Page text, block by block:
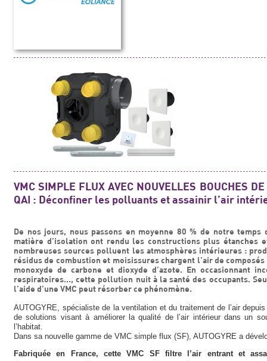
VMC SIMPLE FLUX AVEC NOUVELLES BOUCHES
QAI : Déconfiner les polluants et assainir l’air
De nos jours, nous passons en moyenne 80 % de notre
matière d’isolation ont rendu les constructions plus étanches
nombreuses sources polluent les atmosphères intérieures :
résidus de combustion et moisissures chargent l’air de
monoxyde de carbone et dioxyde d’azote. En occasionnant
respiratoires..., cette pollution nuit à la santé des occupants.
l’aide d’une VMC peut résorber ce phénomène.
AUTOGYRE, spécialiste de la ventilation et du traitement de l’air
de solutions visant à améliorer la qualité de l’air intérieur dans un
l’habitat.
Dans sa nouvelle gamme de VMC simple flux (SF), AUTOGYRE a
Fabriquée en France, cette VMC SF filtre l’air entrant et